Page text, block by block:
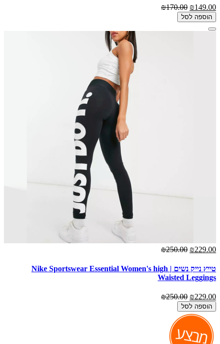
₪149.00
₪170.00
הוספה לסל
₪229.00
₪250.00
טייץ נייק נשים | Nike Sportswear Essential Women's high
Waisted Leggings
₪229.00
₪250.00
הוספה לסל